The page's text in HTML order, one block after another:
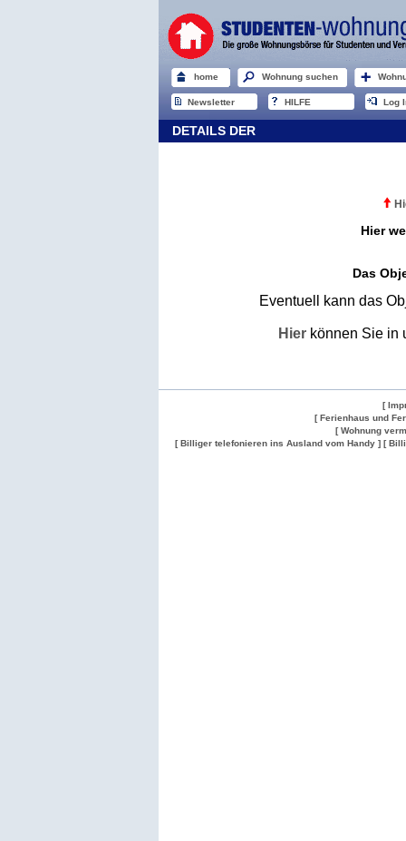
home Wohnung suchen
Newsletter HILFE Log
DETAILS DER
Hier
Das
Eventuell kann das
Hier können Sie in
[
[ Ferienhaus und
[ Wohnung
[ Billiger telefonieren ins Ausland vom Handy ] [